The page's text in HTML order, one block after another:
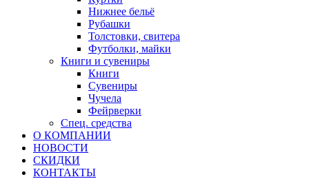
Нижнее бельё
Рубашки
Толстовки, свитера
Футболки, майки
Книги и сувениры
Книги
Сувениры
Чучела
Фейрверки
Спец. средства
О КОМПАНИИ
НОВОСТИ
СКИДКИ
КОНТАКТЫ